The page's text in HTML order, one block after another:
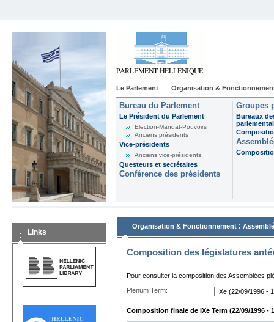
Le Parlement Organisation &
Bureau du Parlement
Le Président du Parlement
Election-Mandat-Pouvoirs
Anciens présidents
Vice-présidents
Anciens vice-présidents
Questeurs et secrétaires
Conférence des présidents
Groupes
Bureaux
Links
Organisation & Fonctionnement :
Composition des législatures
Pour consulter la composition des Assemblées
Plenum Term:
Composition finale de IXe Term (22/09/1996 -